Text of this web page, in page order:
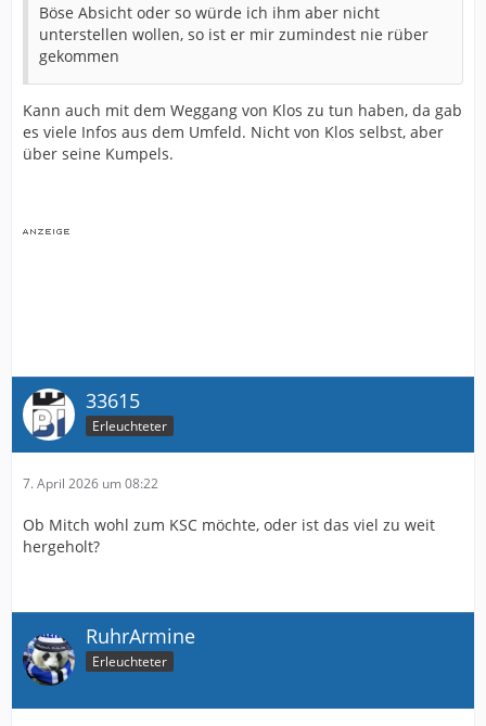
Böse Absicht oder so würde ich ihm aber nicht
unterstellen wollen, so ist er mir zumindest nie rüber
gekommen
Kann auch mit dem Weggang von Klos zu tun haben, da gab
es viele Infos aus dem Umfeld. Nicht von Klos selbst, aber
über seine Kumpels.
33615
Erleuchteter
7. April 2026 um 08:22
Ob Mitch wohl zum KSC möchte, oder ist das viel zu weit
hergeholt?
RuhrArmine
Erleuchteter